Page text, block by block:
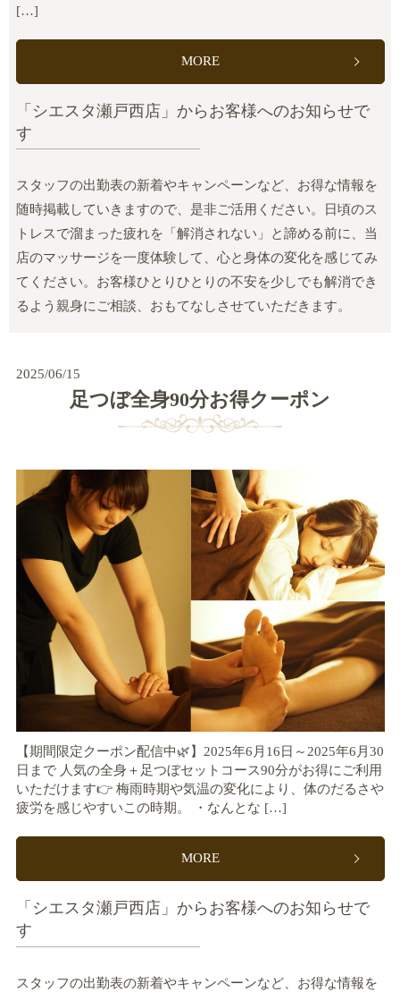
[…]
MORE
「シエスタ瀬戸西店」からお客様へのお知らせで
す
スタッフの出勤表の新着やキャンペーンなど、お得な情報を
随時掲載していきますので、是非ご活用ください。日頃のス
トレスで溜まった疲れを「解消されない」と諦める前に、当
店のマッサージを一度体験して、心と身体の変化を感じてみ
てください。お客様ひとりひとりの不安を少しでも解消でき
るよう親身にご相談、おもてなしさせていただきます。
2025/06/15
足つぼ全身90分お得クーポン
【期間限定クーポン配信中🌿】2025年6月16日～2025年6月30
日まで 人気の全身＋足つぼセットコース90分がお得にご利用
いただけます👉 梅雨時期や気温の変化により、体のだるさや
疲労を感じやすいこの時期。 ・なんとな […]
MORE
「シエスタ瀬戸西店」からお客様へのお知らせで
す
スタッフの出勤表の新着やキャンペーンなど、お得な情報を